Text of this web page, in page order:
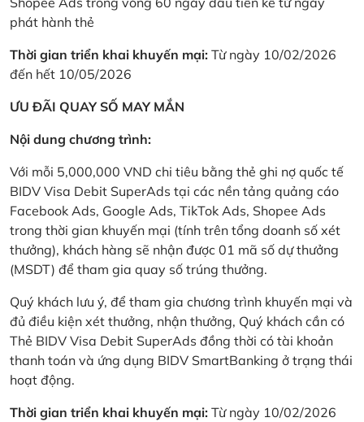
phát hành thẻ
Thời gian triển khai khuyến mại: Từ ngày 10/02/2026
đến hết 10/05/2026
ƯU ĐÃI QUAY SỐ MAY MẮN
Nội dung chương trình:
Với mỗi 5,000,000 VND chi tiêu bằng thẻ ghi nợ quốc tế
BIDV Visa Debit SuperAds tại các nền tảng quảng cáo
Facebook Ads, Google Ads, TikTok Ads, Shopee Ads
trong thời gian khuyến mại (tính trên tổng doanh số xét
thưởng), khách hàng sẽ nhận được 01 mã số dự thưởng
(MSDT) để tham gia quay số trúng thưởng.
Quý khách lưu ý, để tham gia chương trình khuyến mại và
đủ điều kiện xét thưởng, nhận thưởng, Quý khách cần có
Thẻ BIDV Visa Debit SuperAds đồng thời có tài khoản
thanh toán và ứng dụng BIDV SmartBanking ở trạng thái
hoạt động.
Thời gian triển khai khuyến mại: Từ ngày 10/02/2026